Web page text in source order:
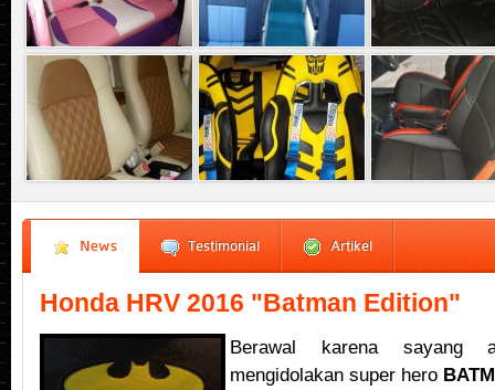
News Testimonial Artikel
Honda HRV 2016 "Batman Edition"
Berawal karena sayang
mengidolakan super hero